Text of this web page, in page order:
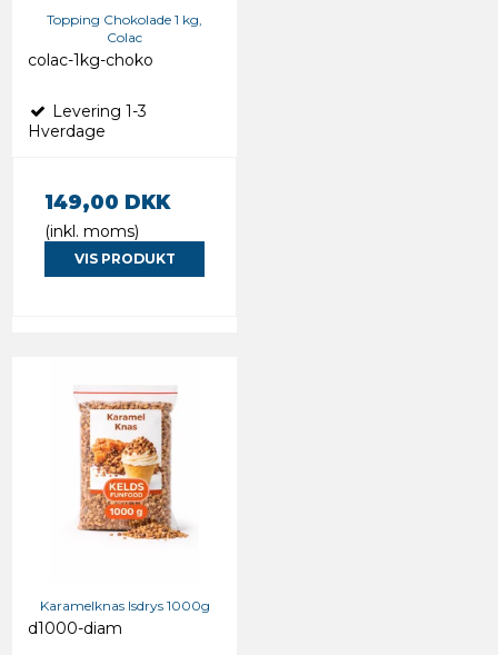
Topping Chokolade 1 kg,
Colac
colac-1kg-choko
Levering 1-3
Hverdage
149,00 DKK
(inkl. moms)
VIS PRODUKT
Karamelknas Isdrys 1000g
d1000-diam